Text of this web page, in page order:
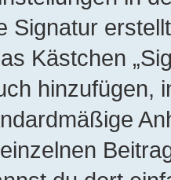
Signatur
Kästchen
hinzufügen,